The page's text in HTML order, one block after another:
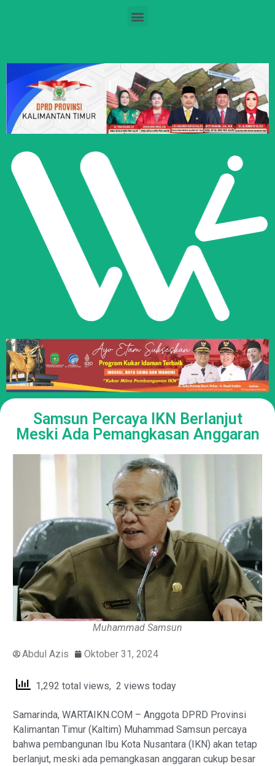
Samsun Percaya IKN Berlanjut
Meski Ada Pemangkasan Anggaran
Muhammad Samsun
Abdul Azis Oktober 31, 2024
1,292 total views, 2 views today
Samarinda, WARTAIKN.COM – Anggota DPRD Provinsi
Kalimantan Timur (Kaltim) Muhammad Samsun percaya
bahwa pembangunan Ibu Kota Nusantara (IKN) akan tetap
berlanjut, meski ada pemangkasan anggaran cukup besar